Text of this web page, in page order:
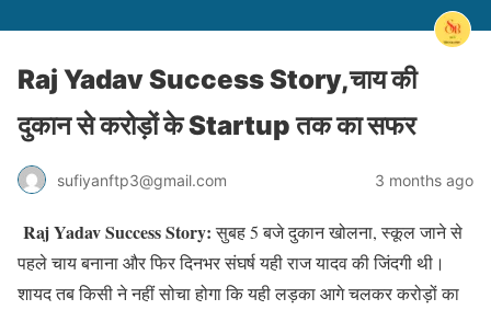
Raj Yadav Success Story,चाय की
दुकान से करोड़ों के Startup तक का सफर
sufiyanftp3@gmail.com 3 months ago
Raj Yadav Success Story:सुबह 5 बजे दुकान खोलना, स्कूल जाने से
पहले चाय बनाना और फिर दिनभर संघर्ष यही राज यादव की जिंदगी थी।
शायद तब किसी ने नहीं सोचा होगा कि यही लड़का आगे चलकर करोड़ों का